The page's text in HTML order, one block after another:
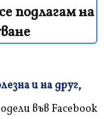
подлагам на
и на друг,